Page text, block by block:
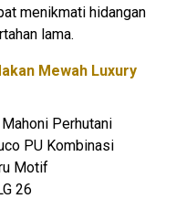
menikmati hidangan
lama.
Mewah Luxury
Perhutani
PU Kombinasi
Motif
26